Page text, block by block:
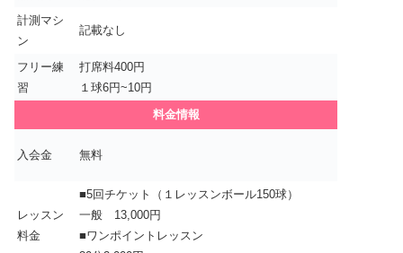
計測マシ
ン
記載なし
フリー練
習
打席料400円
１球6円~10円
料金情報
入会金 無料
レッスン
料金
■5回チケット（１レッスンボール150球）
一般 13,000円
■ワンポイントレッスン